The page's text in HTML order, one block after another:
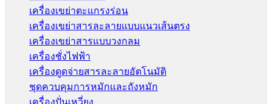
เครื่องเขย่าตะแกรงร่อน
เครื่องเขย่าสารละลายแบบแนวเส้นตรง
เครื่องเขย่าสารแบบวงกลม
เครื่องชั่งไฟฟ้า
เครื่องดูดจ่ายสารละลายอัตโนมัติ
ชุดควบคุมการหมักและถังหมัก
เครื่องปั่นเหวี่ยง